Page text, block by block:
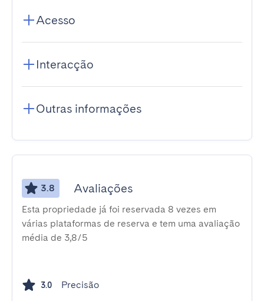
Acesso
Interacção
Outras informações
3.8 Avaliações
Esta propriedade já foi reservada 8 vezes em
várias plataformas de reserva e tem uma avaliação
média de 3,8/5
3.0 Precisão